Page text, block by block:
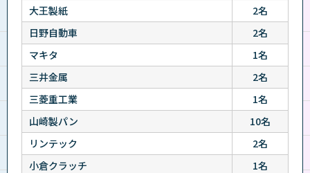
大王製紙
2名
日野自動車
2名
マキタ
1名
三井金属
2名
三菱重工業
1名
山崎製パン
10名
リンテック
2名
小倉クラッチ
1名